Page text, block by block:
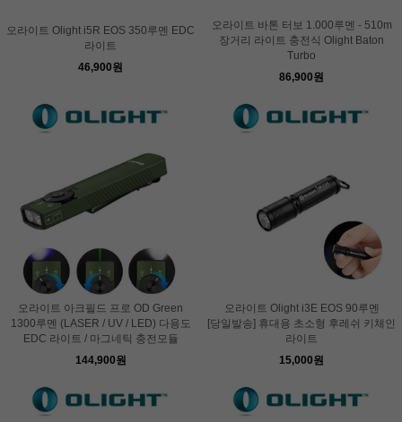
오라이트 Olight i5R EOS 350루멘 EDC
라이트
46,900원
오라이트 바톤 터보 1.000루멘 - 510m
장거리 라이트 충전식 Olight Baton
Turbo
86,900원
오라이트 아크필드 프로 OD Green
1300루멘 (LASER / UV / LED) 다용도
EDC 라이트 / 마그네틱 충전모듈
144,900원
오라이트 Olight i3E EOS 90루멘
[당일발송] 휴대용 초소형 후레쉬 키체인
라이트
15,000원